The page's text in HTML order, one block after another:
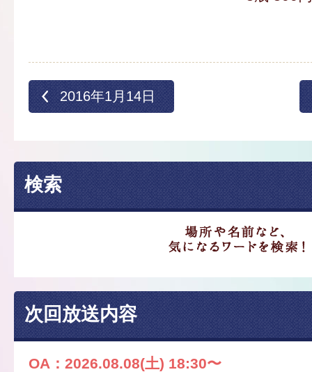
2016年1月14日
検索
次回放送内容
OA：2026.08.08(土) 18:30〜